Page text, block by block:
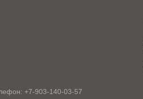
+7-903-140-03-57